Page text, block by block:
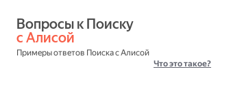
с Алисой
Примеры ответов Поиска с Алисой
Что это такое?